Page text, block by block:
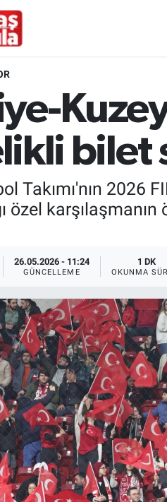
bilet
Takımı'nın 2026
özel
26.05.2026 - 11:24
GÜNCELLEME
1 DK
OKUNMA
Fikstür